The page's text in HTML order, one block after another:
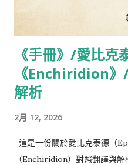
《手冊》/愛比
《Enchiridion
解析
2月 12, 2026
這是一份關於愛比克泰德（
（Enchiridion）對照翻譯與